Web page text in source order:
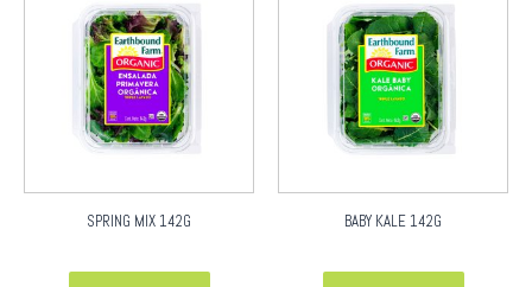
SPRING MIX 142G BABY KALE 142G